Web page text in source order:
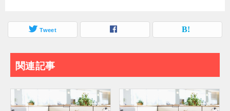
Tweet
関連記事